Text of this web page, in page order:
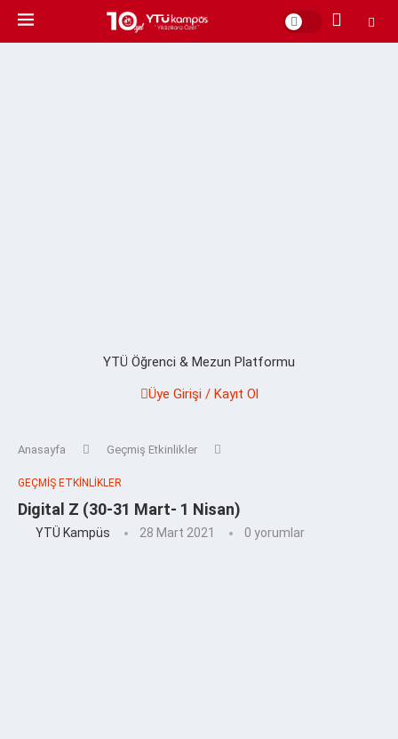
YTÜ Öğrenci & Mezun Platformu
Üye Girişi / Kayıt Ol
Anasayfa Geçmiş Etkinlikler
GEÇMIŞ ETKINLIKLER
Digital Z (30-31 Mart- 1 Nisan)
YTÜ Kampüs 28 Mart 2021 0 yorumlar